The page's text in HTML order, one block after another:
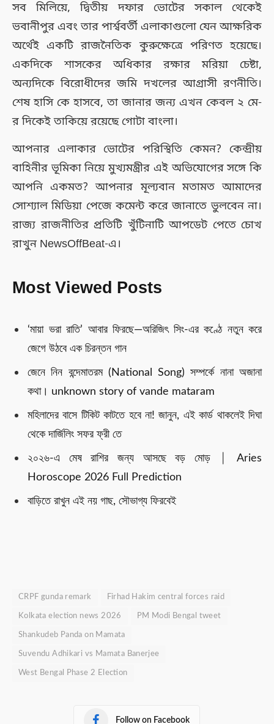
সব মিলিয়ে, দ্বিতীয় দফার ভোটের সকাল থেকেই
ভবানীপুর এবং তার পার্শ্ববর্তী এলাকাগুলো যেন আক্ষরিক
অর্থেই একটি রাজনৈতিক কুরুক্ষেত্রে পরিণত হয়েছে।
একদিকে শাসকের অধিকার রক্ষার মরিয়া চেষ্টা,
অন্যদিকে বিরোধীদের জমি দখলের আগ্রাসী রণনীতি।
শেষ হাসি কে হাসবে, তা জানার জন্য এখন কেবল ২ মে-
র দিকেই তাকিয়ে রয়েছে গোটা বাংলা।
আপনার এলাকার ভোটের পরিস্থিতি কেমন? কেন্দ্রীয়
বাহিনীর ভূমিকা নিয়ে মুখ্যমন্ত্রীর এই অভিযোগের সঙ্গে কি
আপনি একমত? আপনার মূল্যবান মতামত আমাদের
সোশ্যাল মিডিয়া পেজে কমেন্ট করে জানাতে ভুলবেন না।
রাজ্য রাজনীতির প্রতিটি খুঁটিনাটি আপডেট পেতে চোখ
রাখুন NewsOffBeat-এ।
Most Viewed Posts
‘মায়া ভরা রাতি’ আবার ফিরছে—অরিজিৎ সিং-এর কণ্ঠে নতুন করে
জেগে উঠবে এক চিরন্তন গান
জেনে নিন বন্দেমাতরম (National Song) সম্পর্কে নানা অজানা
কথা। unknown story of vande mataram
মহিলাদের বাসে টিকিট কাটতে হবে না! জানুন, এই কার্ড থাকলেই দিঘা
থেকে দার্জিলিং সফর ফ্রী তে
২০২৬-এ মেষ রাশির জন্য আসছে বড় মোড় │ Aries
Horoscope 2026 Full Prediction
বাড়িতে রাখুন এই নয় গাছ, সৌভাগ্য ফিরবেই
CRPF gunda remark Firhad Hakim central forces raid
Kolkata election news 2026 PM Modi Bengal tweet
Shankudeb Panda on Mamata
Suvendu Adhikari vs Mamata Banerjee
West Bengal Phase 2 Election
Follow on Facebook